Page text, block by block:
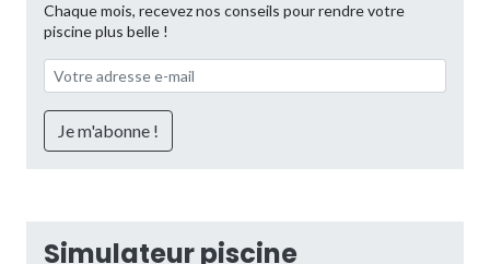
Chaque mois, recevez nos conseils pour rendre votre
piscine plus belle !
Simulateur piscine